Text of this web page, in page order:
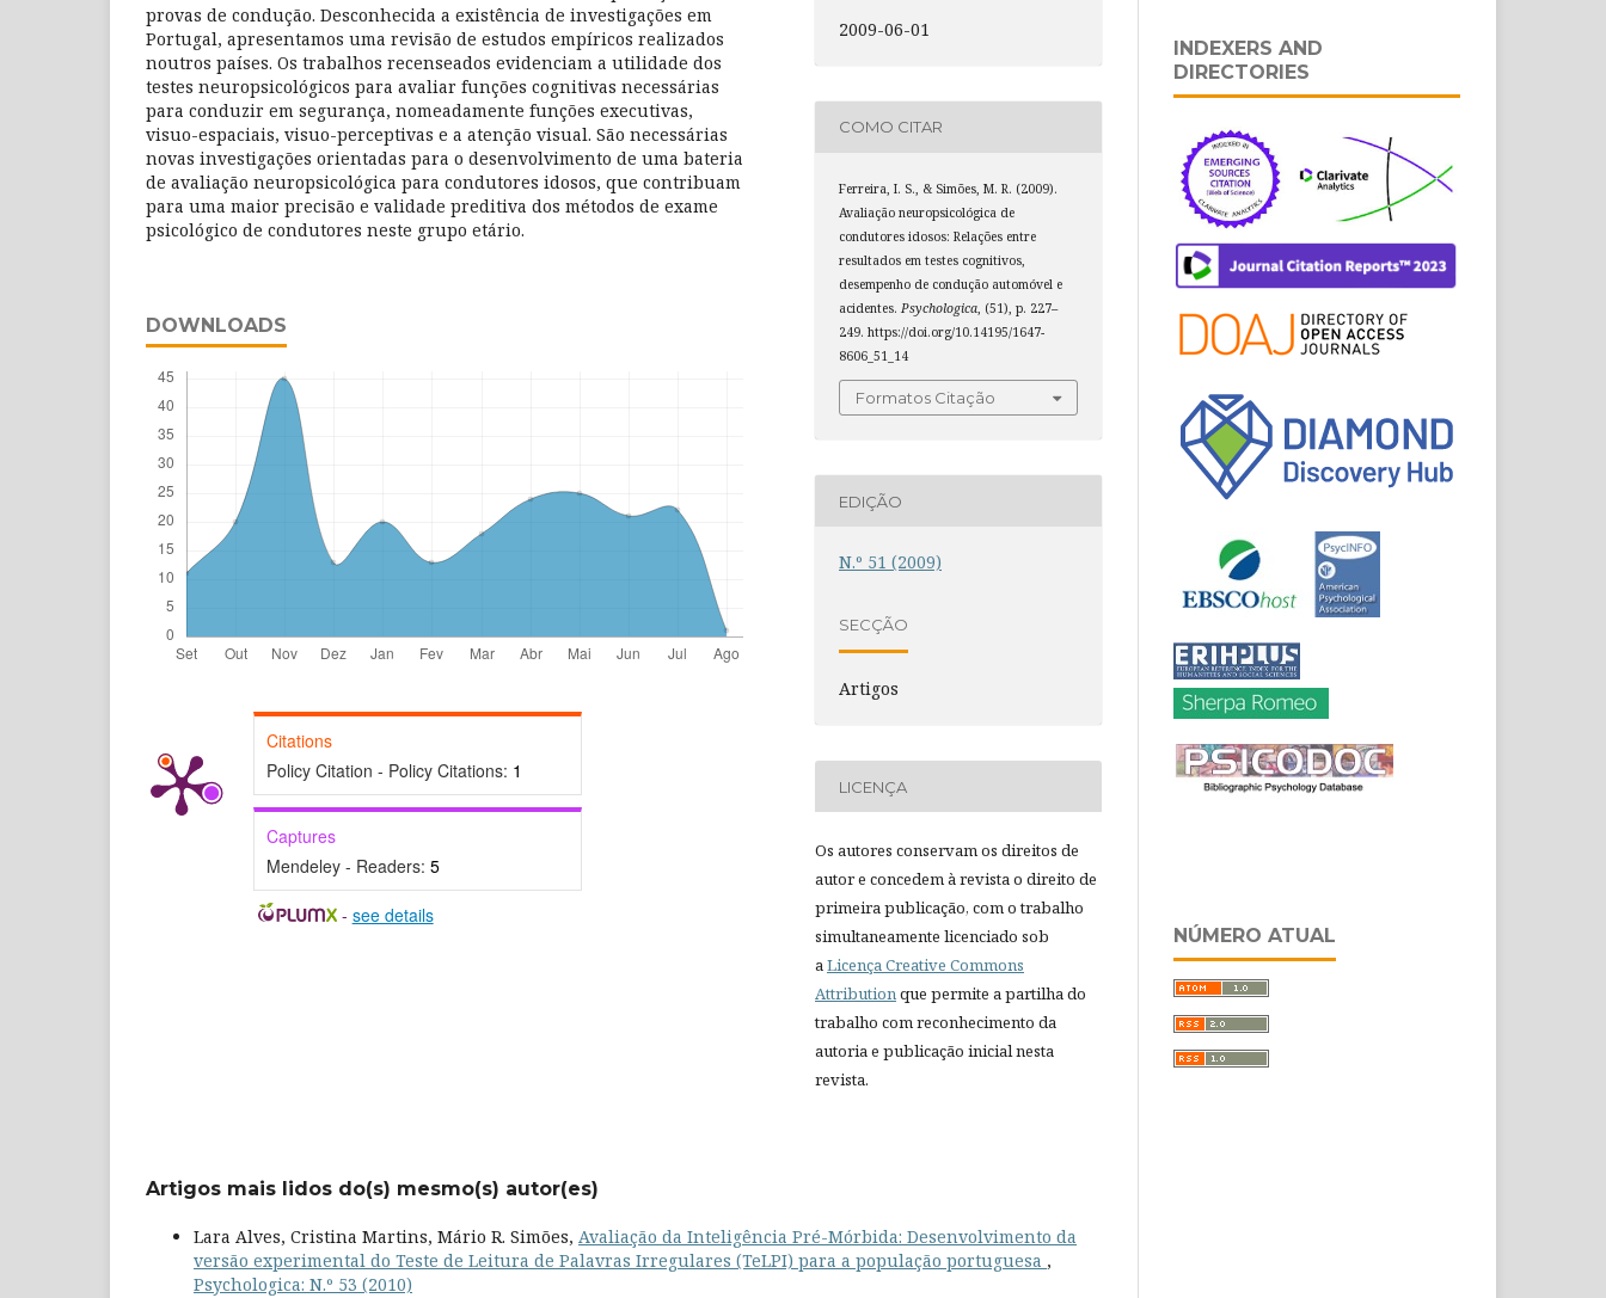
provas de condução. Desconhecida a existência de investigações em
Portugal, apresentamos uma revisão de estudos empíricos realizados
noutros países. Os trabalhos recenseados evidenciam a utilidade dos
testes neuropsicológicos para avaliar funções cognitivas necessárias
para conduzir em segurança, nomeadamente funções executivas,
visuo-espaciais, visuo-perceptivas e a atenção visual. São necessárias
novas investigações orientadas para o desenvolvimento de uma bateria
de avaliação neuropsicológica para condutores idosos, que contribuam
para uma maior precisão e validade preditiva dos métodos de exame
psicológico de condutores neste grupo etário.
DOWNLOADS
Citations
Policy Citation - Policy Citations: 1
Captures
Mendeley - Readers: 5
- see details
2009-06-01
COMO CITAR
Ferreira, I. S., & Simões, M. R. (2009).
Avaliação neuropsicológica de
condutores idosos: Relações entre
resultados em testes cognitivos,
desempenho de condução automóvel e
acidentes. Psychologica , (51), p. 227–
249. https://doi.org/10.14195/1647-
8606_51_14
Formatos Citação
EDIÇÃO
N.º 51 (2009)
SECÇÃO
Artigos
LICENÇA
Os autores conservam os direitos de
autor e concedem à revista o direito de
primeira publicação, com o trabalho
simultaneamente licenciado sob
aLicença Creative Commons
Attributionque permite a partilha do
trabalho com reconhecimento da
autoria e publicação inicial nesta
revista.
Artigos mais lidos do(s) mesmo(s) autor(es)
Lara Alves, Cristina Martins, Mário R. Simões, Avaliação da Inteligência Pré-Mórbida: Desenvolvimento da
versão experimental do Teste de Leitura de Palavras Irregulares (TeLPI) para a população portuguesa ,
Psychologica: N.º 53 (2010)
INDEXERS AND
DIRECTORIES
NÚMERO ATUAL